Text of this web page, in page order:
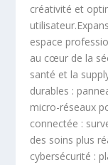
créativité et
espace
au cœur de la
santé et la
durables :
micro-réseaux
connectée :
des soins plus
cybersécurité :